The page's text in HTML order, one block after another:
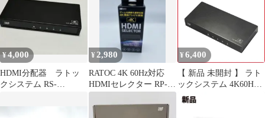
¥4,000
HDMI分配器 ラトッ
クシステム RS-
¥ 2,980
RATOC 4K 60Hz対応
HDMIセレクター RP-
HDSW41-4K
¥ 6,400
【 新品 未開封 】 ラト
ックシステム 4K60Hz
対応 1入力4出力 HDMI
分配器 RS-HDSP4P-